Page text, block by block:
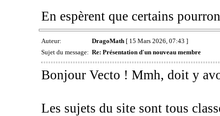
En espèrent que certains
Auteur: DragoMath[ 15 Mars 2026, 07:43 ]
Sujet du message: Re: Présentation d'un nouveau membre
Bonjour Vecto ! Mmh, doit y
Les sujets du site sont tous